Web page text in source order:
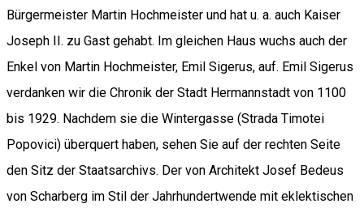
Bürgermeister Martin Hochmeister und hat u. a. auch Kaiser
Joseph II. zu Gast gehabt. Im gleichen Haus wuchs auch der
Enkel von Martin Hochmeister, Emil Sigerus, auf. Emil Sigerus
verdanken wir die Chronik der Stadt Hermannstadt von 1100
bis 1929. Nachdem sie die Wintergasse (Strada Timotei
Popovici) überquert haben, sehen Sie auf der rechten Seite
den Sitz der Staatsarchivs. Der von Architekt Josef Bedeus
von Scharberg im Stil der Jahrhundertwende mit eklektischen